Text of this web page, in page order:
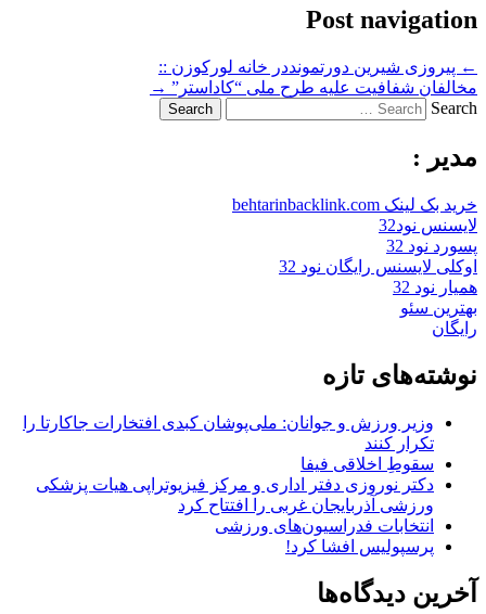
Post navigation
← پیروزی شیرین دورتمونددر خانه لورکوزن ::
مخالفان شفافیت علیه طرح ملی “کاداستر” →
Search
مدیر :
خرید بک لینک behtarinbacklink.com
لایسنس نود32
پسورد نود 32
اوکلی لایسنس رایگان نود 32
همیار نود 32
بهترین سئو
رایگان
نوشته‌های تازه
وزیر ورزش و جوانان: ملی‌پوشان کبدی افتخارات جاکارتا را
تکرار کنند
سقوطِ اخلاقی فیفا
دکتر نوروزی دفتر اداری و مرکز فیزیوتراپی هیات پزشکی
ورزشی آذربایجان غربی را افتتاح کرد
انتخابات فدراسیون‌های ورزشی
پرسپولیس افشا کرد!
آخرین دیدگاه‌ها